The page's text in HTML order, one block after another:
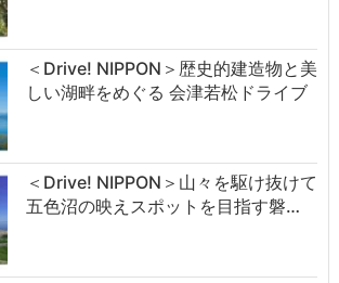
＜Drive! NIPPON＞歴史的建造物と美
しい湖畔をめぐる 会津若松ドライブ
＜Drive! NIPPON＞山々を駆け抜けて
五色沼の映えスポットを目指す磐…